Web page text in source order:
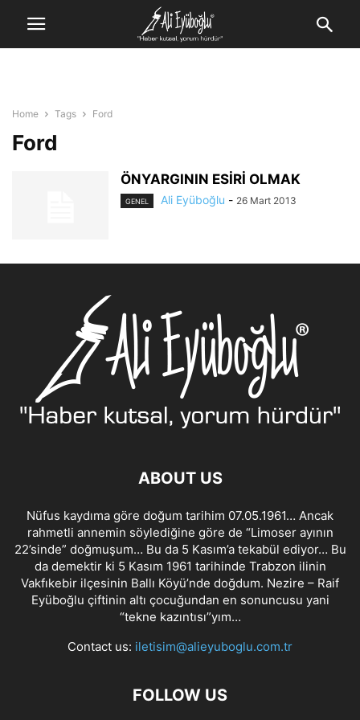
Home Tags Ford
Ford
ÖNYARGININ ESİRİ OLMAK
GENEL Ali Eyüboğlu - 26 Mart 2013
ABOUT US
Nüfus kaydıma göre doğum tarihim 07.05.1961… Ancak
rahmetli annemin söylediğine göre de “Limoser ayının
22’sinde” doğmuşum… Bu da 5 Kasım’a tekabül ediyor… Bu
da demektir ki 5 Kasım 1961 tarihinde Trabzon ilinin
Vakfıkebir ilçesinin Ballı Köyü’nde doğdum. Nezire – Raif
Eyüboğlu çiftinin altı çocuğundan en sonuncusu yani
“tekne kazıntısı”yım…
Contact us: iletisim@alieyuboglu.com.tr
FOLLOW US